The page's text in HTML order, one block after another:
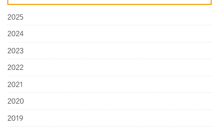
2025
2024
2023
2022
2021
2020
2019